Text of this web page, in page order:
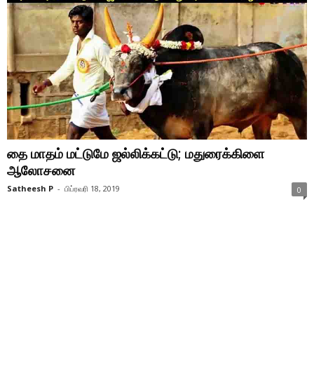
தை மாதம் மட்டுமே ஜல்லிக்கட்டு; மதுரைக்கிளை
ஆலோசனை
Satheesh P - பிப்ரவரி 18, 2019 0